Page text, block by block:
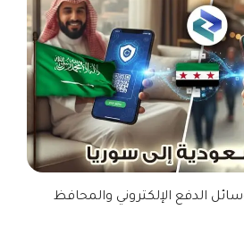
الدفع الإلكتروني والمحافظ